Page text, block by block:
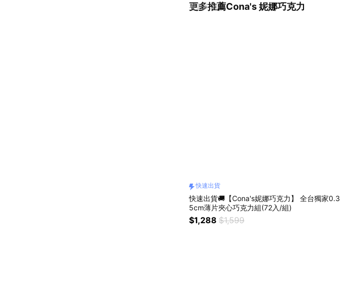
更多推薦Cona's 妮娜巧克力
看更多
快速出貨
快速出貨🚚【Cona's妮娜巧克力】 全台獨家0.3
5cm薄片夾心巧克力組(72入/組)
$1,288 $1,599